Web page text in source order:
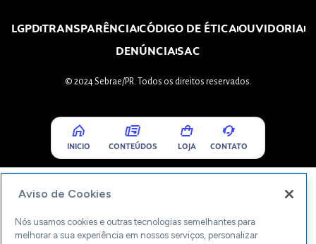
LGPDTRANSPARÊNCIACÓDIGO DE ÉTICAOUVIDORIA
DENÚNCIASAC
© 2024 Sebrae/PR. Todos os direitos reservados.
INICIO CONTEÚDOS LOJA CONTATO
Aviso de Cookies
Nós usamos cookies e outras tecnologias semelhantes para
melhorar a sua experiência em nossos serviços, personalizar